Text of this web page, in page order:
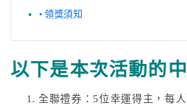
領獎須知
以下是本次活動的
全聯禮券：5位幸運得主，每